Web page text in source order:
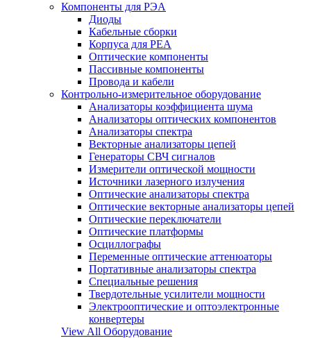
Компоненты для РЭА
Диоды
Кабельные сборки
Корпуса для РЕА
Оптические компоненты
Пассивные компоненты
Провода и кабели
Контрольно-измерительное оборудование
Анализаторы коэффициента шума
Анализаторы оптических компонентов
Анализаторы спектра
Векторные анализаторы цепей
Генераторы СВЧ сигналов
Измерители оптической мощности
Источники лазерного излучения
Оптические анализаторы спектра
Оптические векторные анализаторы цепей
Оптические переключатели
Оптические платформы
Осциллографы
Переменные оптические аттенюаторы
Портативные анализаторы спектра
Специальные решения
Твердотельные усилители мощности
Электрооптические и оптоэлектронные
конвертеры
View All Оборудование